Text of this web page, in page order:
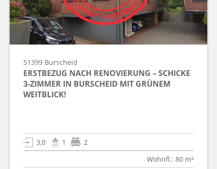
51399 Burscheid
ERSTBEZUG NACH RENOVIERUNG – SCHICKE
3-ZIMMER IN BURSCHEID MIT GRÜNEM
WEITBLICK!
3,0 1
2
Wohnfl.: 80 m²